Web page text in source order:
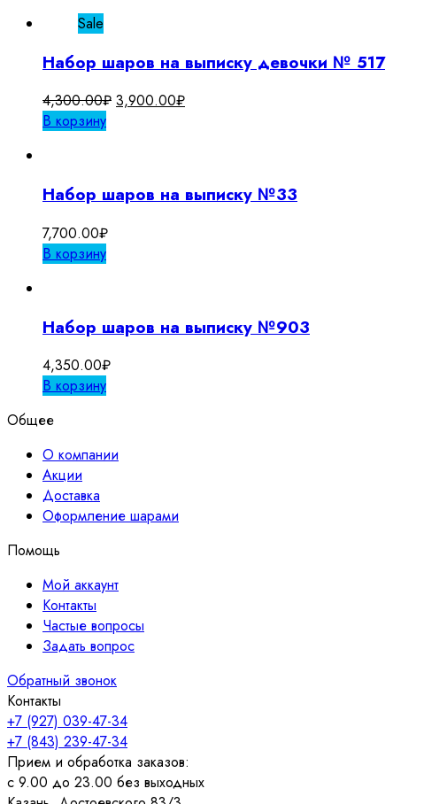
Sale
Набор шаров на выписку девочки № 517
4,300.00₽ Первоначальная
3,900.00₽Текущая
В корзину
Набор шаров на выписку №33
7,700.00₽
В корзину
Набор шаров на выписку №903
4,350.00₽
В корзину
Общее
О компании
Акции
Доставка
Оформление шарами
Помощь
Мой аккаунт
Контакты
Частые вопросы
Задать вопрос
Обратный звонок
Контакты
+7 (927) 039-47-34
+7 (843) 239-47-34
Прием и обработка заказов:
с 9.00 до 23.00 без выходных